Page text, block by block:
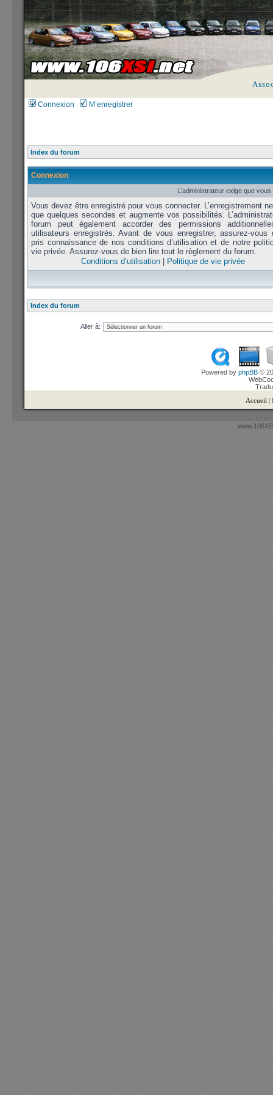
Connexion M’enregistrer
Index du forum
Connexion
L’administrateur exige que
Vous devez être enregistré pour vous connecter. L’enregistrement
que quelques secondes et augmente vos possibilités.
forum peut également accorder des permissions
utilisateurs enregistrés. Avant de vous enregistrer, assurez-vous
pris connaissance de nos conditions d’utilisation et de notre
vie privée. Assurez-vous de bien lire tout le règlement du forum.
Conditions d’utilisation
Politique de vie privée
Index du forum
Aller à:
Powered by phpBB ©
Accueil |